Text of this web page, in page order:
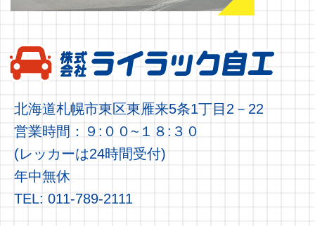
北海道札幌市東区東雁来5条1丁目2－22
営業時間：９:００~１８:３０
(レッカーは24時間受付)
年中無休
TEL: 011-789-2111